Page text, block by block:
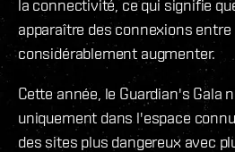
la connectivité, ce qui signifie
apparaître des connexions
considérablement augmenter.
Cette année, le Guardian's Gala
uniquement dans l'espace
des sites plus dangereux avec